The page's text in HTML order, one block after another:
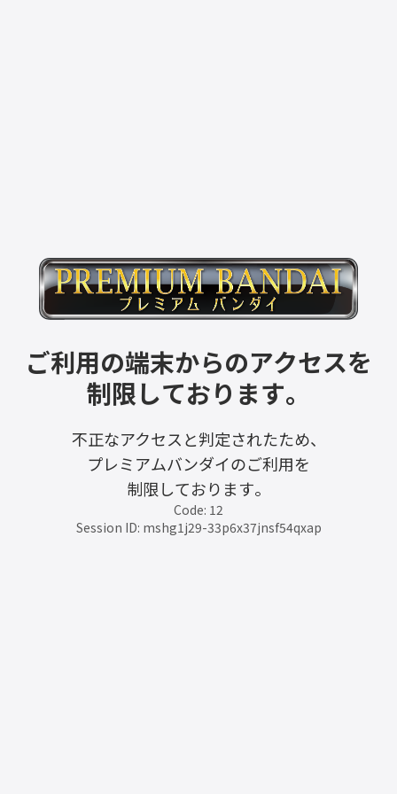
ご利用の端末からのアクセスを
制限しております。
不正なアクセスと判定されたため、
プレミアムバンダイのご利用を
制限しております。
Code: 12
Session ID: mshg1j29-33p6x37jnsf54qxap